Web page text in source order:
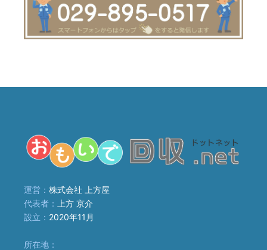
運営： 株式会社 上方屋
代表者：
上方 京介
設立： 2020年11月
所在地：